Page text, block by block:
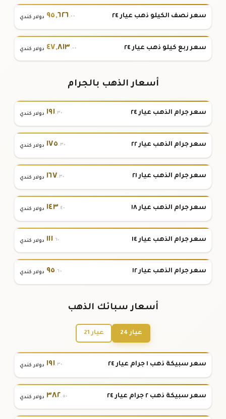
سعر نصف الكيلو ذهب عيار ٢٤ ٩٥,٦٢٦.٠٠ دولار كندي
سعر ربع كيلو ذهب عيار ٢٤ ٤٧,٨١٣.٠٠ دولار كندي
أسعار الذهب بالجرام
سعر جرام الذهب عيار ٢٤ ١٩١.٣٠ دولار كندي
سعر جرام الذهب عيار ٢٢ ١٧٥.٣٠ دولار كندي
سعر جرام الذهب عيار ٢١ ١٦٧.٣٠ دولار كندي
سعر جرام الذهب عيار ١٨ ١٤٣.٤٠ دولار كندي
سعر جرام الذهب عيار ١٤ ١١١.٦٠ دولار كندي
سعر جرام الذهب عيار ١٢ ٩٥ .٦٠ دولار كندي
أسعار سبائك الذهب
عيار 24 عيار 21
سعر سبيكة ذهب ١ جرام عيار ٢٤ ١٩١.٣٠ دولار كندي
سعر سبيكة ذهب ٢ جرام عيار ٢٤ ٣٨٢.٥٠ دولار كندي